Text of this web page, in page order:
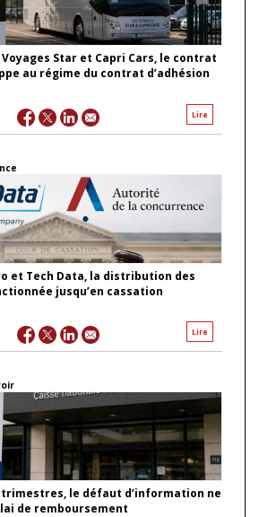
Star et Capri Cars, le contrat
au régime du contrat d’adhésion
Lire
et Tech Data, la distribution des
jusqu’en cassation
Lire
trimestres, le défaut d’information ne
de remboursement